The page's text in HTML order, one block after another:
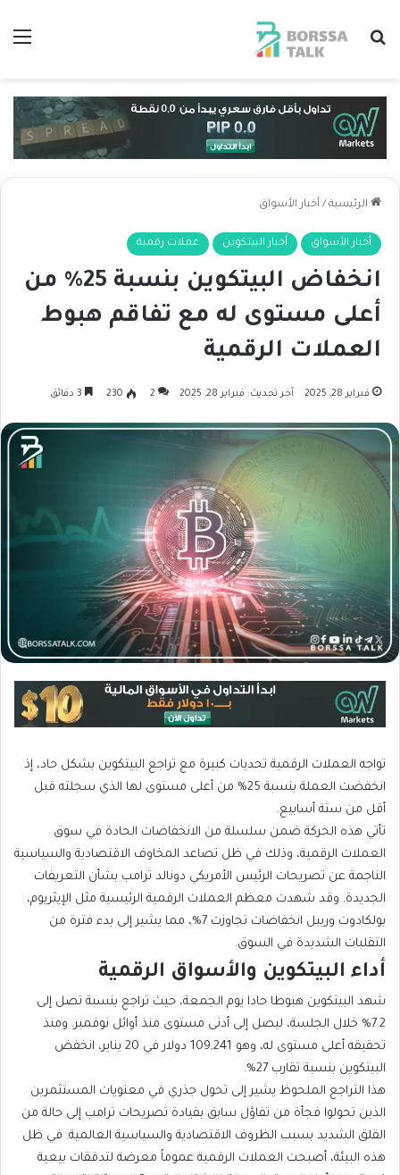
بحث عن
الرئيسية / أخبار الأسواق
أخبار الأسواق أخبار البيتكوين عملات رقمية
انخفاض البيتكوين بنسبة 25% من
أعلى مستوى له مع تفاقم هبوط
العملات الرقمية
فبراير 28, 2025 آخر تحديث: فبراير 28, 2025 2
230
تواجه العملات الرقمية تحديات كبيرة مع تراجع البيتكوين بشكل حاد، إذ
انخفضت العملة بنسبة 25% من أعلى مستوى لها الذي سجلته قبل
أقل من ستة أسابيع.
تأتي هذه الحركة ضمن سلسلة من الانخفاضات الحادة في سوق
العملات الرقمية، وذلك في ظل تصاعد المخاوف الاقتصادية والسياسية
الناجمة عن تصريحات الرئيس الأمريكي دونالد ترامب بشأن التعريفات
الجديدة. وقد شهدت معظم العملات الرقمية الرئيسية مثل الإيثريوم،
بولكادوت وريبل انخفاضات تجاوزت 7%، مما يشير إلى بدء فترة من
التقلبات الشديدة في السوق.
أداء البيتكوين والأسواق الرقمية
شهد البيتكوين هبوطا حادا يوم الجمعة، حيث تراجع بنسبة تصل إلى
7.2% خلال الجلسة، ليصل إلى أدنى مستوى منذ أوائل نوفمبر. ومنذ
تحقيقه أعلى مستوى له، وهو 109,241 دولار في 20 يناير، انخفض
البيتكوين بنسبة تقارب 27%.
هذا التراجع الملحوظ يشير إلى تحول جذري في معنويات المستثمرين
الذين تحولوا فجأة من تفاؤل سابق بقيادة تصريحات ترامب إلى حالة من
القلق الشديد بسبب الظروف الاقتصادية والسياسية العالمية. في ظل
هذه البيئة، أصبحت العملات الرقمية عموماً معرضة لتدفقات بيعية